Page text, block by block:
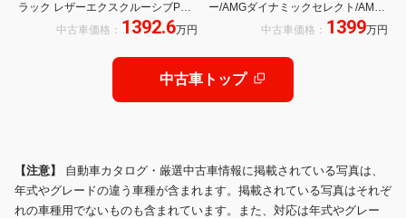
ラック レザーエクスクルーシブPKG
AMGナイトPKG マルチコントロー
ー ヘッドアップディスプレイ
中古車価格： 1392.6万円
ー/AMGダイナミックセレクト/AMG
パフォーマンスステア/MBUXナ
ター/AMG20AW/AMGリアルパフォ
ーマンスサウンド
中古車価格： 1399万円
中古車トップ
【注意】 自動車カタログ・厳選中古車情報に掲載されている写真は、
年式やグレードの違う車種が含まれます。掲載されている写真はそれぞ
れの車種用でないものも含まれています。また、対応は年式やグレー